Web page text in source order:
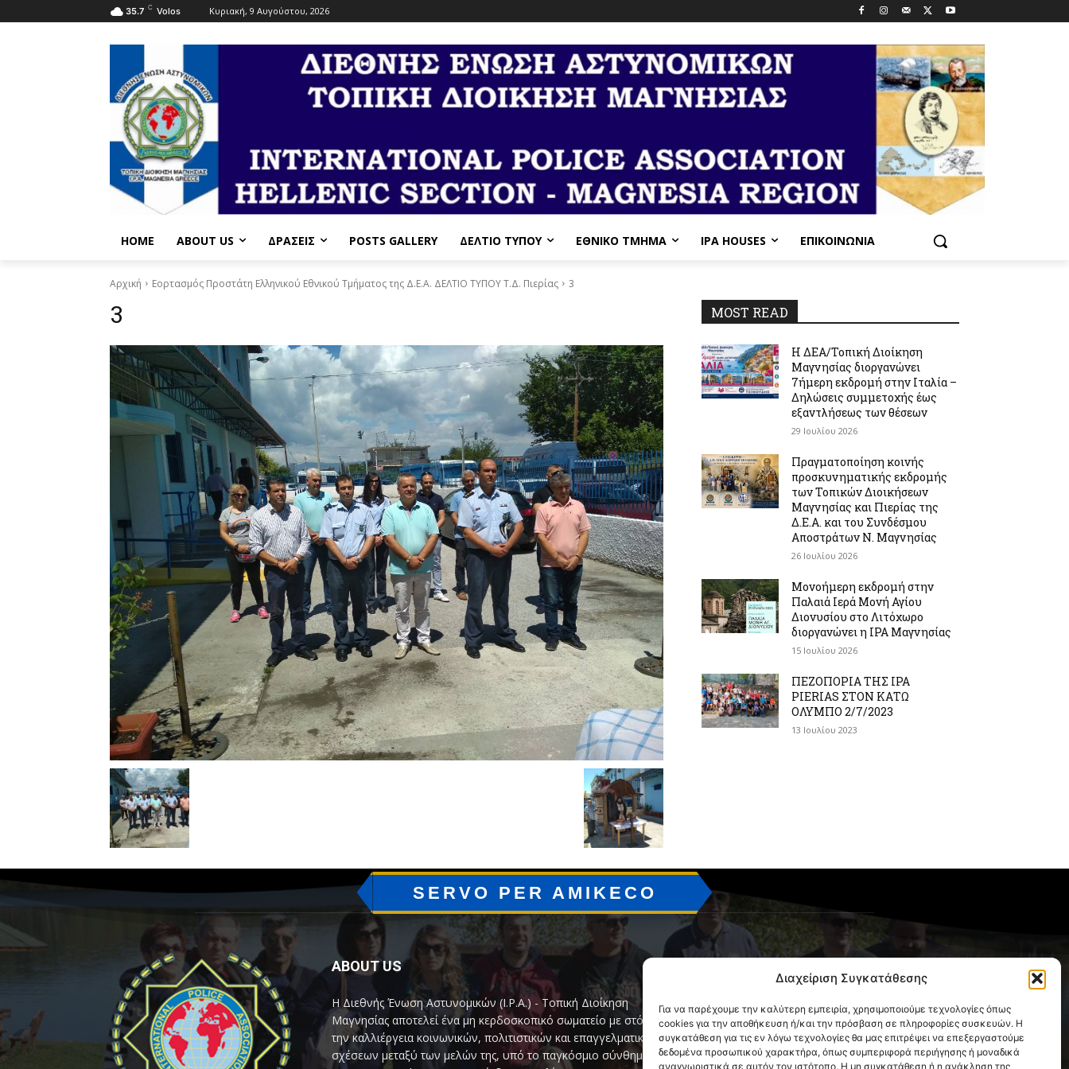
Διαχείριση Συγκατάθεσης
Για να παρέχουμε την καλύτερη εμπειρία, χρησιμοποιούμε τεχνολογίες όπως
cookies για την αποθήκευση ή/και την πρόσβαση σε πληροφορίες συσκευών. Η
συγκατάθεση για τις εν λόγω τεχνολογίες θα μας επιτρέψει να επεξεργαστούμε
δεδομένα προσωπικού χαρακτήρα, όπως συμπεριφορά περιήγησης ή μοναδικά
αναγνωριστικά σε αυτόν τον ιστότοπο. Η μη συγκατάθεση ή η ανάκληση της
35.7 C Volos Κυριακή, 9 Αυγούστου, 2026
HOME ABOUT US ΔΡΆΣΕΙΣ POSTS GALLERY ΔΕΛΤΙΟ ΤΥΠΟΥ ΕΘΝΙΚΌ ΤΜΉΜΑ IPA HOUSES ΕΠΙΚΟΙΝΩΝΊΑ
Αρχική Εορτασμός Προστάτη Ελληνικού Εθνικού Τμήματος της Δ.Ε.Α. ΔΕΛΤΙΟ ΤΥΠΟΥ Τ.Δ. Πιερίας 3
3 MOST READ
Η ΔΕΑ/Τοπική Διοίκηση
Μαγνησίας διοργανώνει
7ήμερη εκδρομή στην Ιταλία –
Δηλώσεις συμμετοχής έως
εξαντλήσεως των θέσεων
29 Ιουλίου 2026
Πραγματοποίηση κοινής
προσκυνηματικής εκδρομής
των Τοπικών Διοικήσεων
Μαγνησίας και Πιερίας της
Δ.Ε.Α. και του Συνδέσμου
Αποστράτων Ν. Μαγνησίας
26 Ιουλίου 2026
Μονοήμερη εκδρομή στην
Παλαιά Ιερά Μονή Αγίου
Διονυσίου στο Λιτόχωρο
διοργανώνει η IPA Μαγνησίας
15 Ιουλίου 2026
ΠΕΖΟΠΟΡΙΑ ΤΗΣ IPA
PIERIAS ΣΤΟΝ ΚΑΤΩ
ΟΛΥΜΠΟ 2/7/2023
13 Ιουλίου 2023
SERVO PER AMIKECO
ABOUT US
Η Διεθνής Ένωση Αστυνομικών (I.P.A.) - Τοπική Διοίκηση
Μαγνησίας αποτελεί ένα μη κερδοσκοπικό σωματείο με στόχο
την καλλιέργεια κοινωνικών, πολιτιστικών και επαγγελματικών
σχέσεων μεταξύ των μελών της, υπό το παγκόσμιο σύνθημα